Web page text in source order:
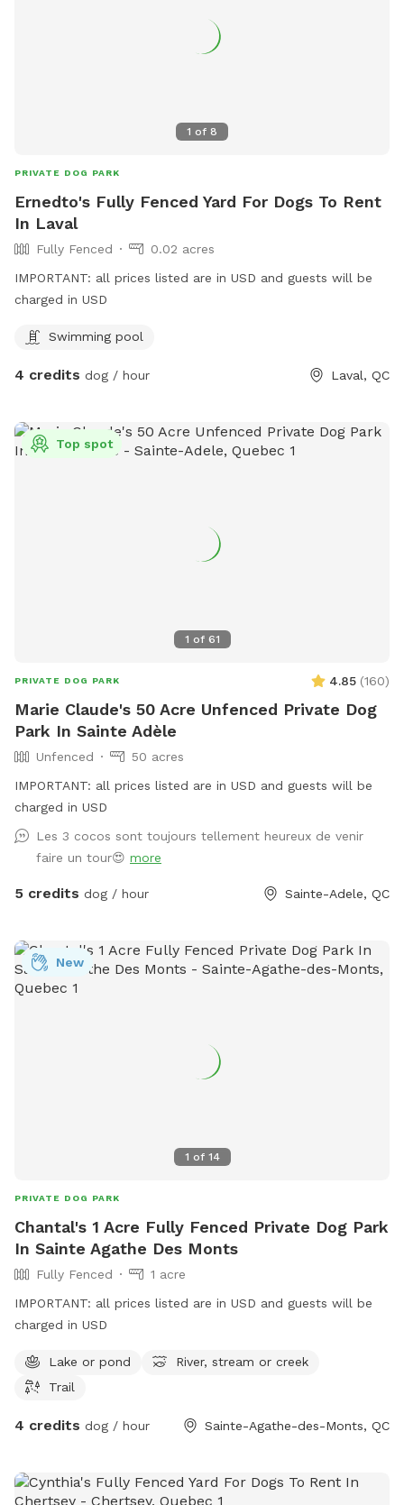
1 of 8
PRIVATE DOG PARK
Ernedto's Fully Fenced Yard For Dogs To Rent
In Laval
Fully Fenced
0.02 acres
IMPORTANT: all prices listed are in USD and guests will be
charged in USD
Swimming pool
4 credits dog / hour Laval, QC
1 of 61
Top spot
PRIVATE DOG PARK 4.85 (160)
Marie Claude's 50 Acre Unfenced Private Dog
Park In Sainte Adèle
Unfenced
50 acres
IMPORTANT: all prices listed are in USD and guests will be
charged in USD
Les 3 cocos sont toujours tellement heureux de venir
faire un tour😍 more
5 credits dog / hour Sainte-Adele, QC
1 of 14
New
PRIVATE DOG PARK
Chantal's 1 Acre Fully Fenced Private Dog Park
In Sainte Agathe Des Monts
Fully Fenced
1 acre
IMPORTANT: all prices listed are in USD and guests will be
charged in USD
Lake or pond
River, stream or creek
Trail
4 credits dog / hour Sainte-Agathe-des-Monts, QC